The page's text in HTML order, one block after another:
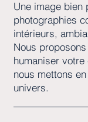
Une image bien
photographies
intérieurs,
Nous
humaniser
nous mettons
univers.